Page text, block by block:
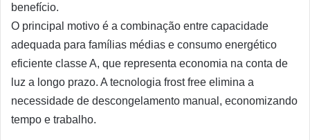
benefício.
O principal motivo é a combinação entre capacidade
adequada para famílias médias e consumo energético
eficiente classe A, que representa economia na conta de
luz a longo prazo. A tecnologia frost free elimina a
necessidade de descongelamento manual, economizando
tempo e trabalho.